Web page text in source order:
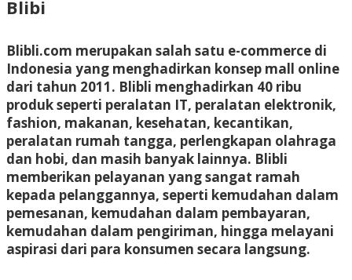
Blibi
Blibli.com merupakan salah satu e-commerce di
Indonesia yang menghadirkan konsep mall online
dari tahun 2011. Blibli menghadirkan 40 ribu
produk seperti peralatan IT, peralatan elektronik,
fashion, makanan, kesehatan, kecantikan,
peralatan rumah tangga, perlengkapan olahraga
dan hobi, dan masih banyak lainnya. Blibli
memberikan pelayanan yang sangat ramah
kepada pelanggannya, seperti kemudahan dalam
pemesanan, kemudahan dalam pembayaran,
kemudahan dalam pengiriman, hingga melayani
aspirasi dari para konsumen secara langsung.